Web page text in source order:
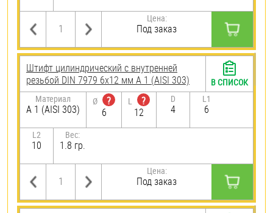
Цена:
Под заказ
Штифт цилиндрический с внутренней
резьбой DIN 7979 6х12 мм А 1 (AISI 303)
Материал
А 1 (AISI 303)
Ø
?
6
L
?
12
D
4
L1
6
L2
10
Вес:
1.8 гр.
Цена:
Под заказ
В СПИСОК